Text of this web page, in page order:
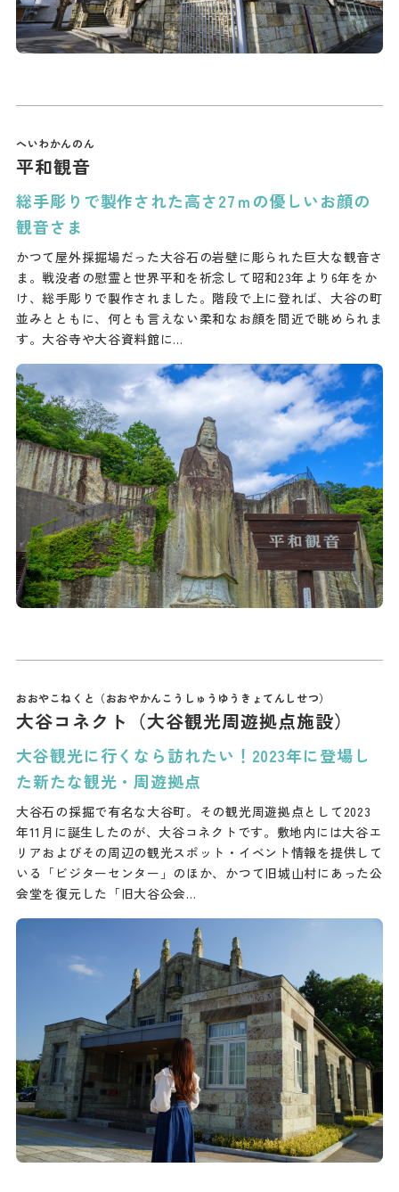
平和観音
総手彫りで製作された高さ27ｍの優しいお顔の
観音さま
かつて屋外採掘場だった大谷石の岩壁に彫られた巨大な観音さ
ま。戦没者の慰霊と世界平和を祈念して昭和23年より6年をか
け、総手彫りで製作されました。階段で上に登れば、大谷の町
並みとともに、何とも言えない柔和なお顔を間近で眺められま
す。大谷寺や大谷資料館に…
大谷コネクト（大谷観光周遊拠点施設）
大谷観光に行くなら訪れたい！2023年に登場し
た新たな観光・周遊拠点
大谷石の採掘で有名な大谷町。その観光周遊拠点として2023
年11月に誕生したのが、大谷コネクトです。敷地内には大谷エ
リアおよびその周辺の観光スポット・イベント情報を提供して
いる「ビジターセンター」のほか、かつて旧城山村にあった公
会堂を復元した「旧大谷公会…